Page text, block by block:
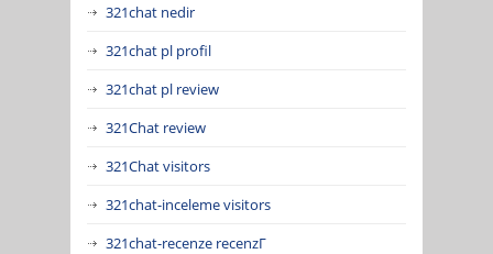
321chat nedir
321chat pl profil
321chat pl review
321Chat review
321Chat visitors
321chat-inceleme visitors
321chat-recenze recenzГ­